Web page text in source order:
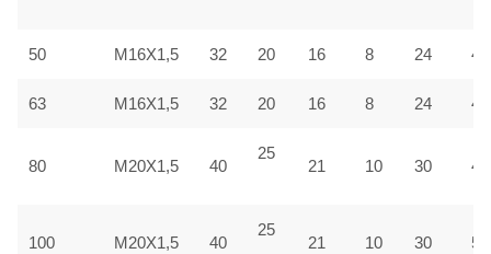
50 M16X1,5 32 20 16 8 24 40
63 M16X1,5 32 20 16 8 24 45
80 M20X1,5 40
25
21 10 30 45
100 M20X1,5 40
25
21 10 30 55